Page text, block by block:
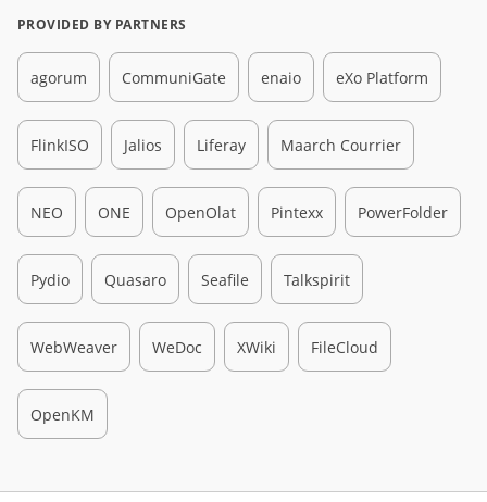
PROVIDED BY PARTNERS
agorum CommuniGate enaio eXo Platform
FlinkISO Jalios Liferay Maarch Courrier
NEO ONE OpenOlat Pintexx PowerFolder
Pydio Quasaro Seafile Talkspirit
WebWeaver WeDoc XWiki FileCloud
OpenKM